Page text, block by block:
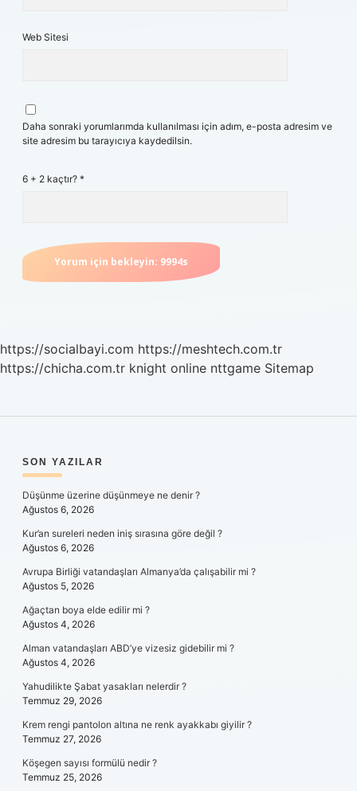
Web Sitesi
Daha sonraki yorumlarımda kullanılması için adım, e-posta adresim ve
site adresim bu tarayıcıya kaydedilsin.
6 + 2 kaçtır? *
https://socialbayi.com https://meshtech.com.tr
https://chicha.com.tr knight online nttgame Sitemap
SIDEBAR
SON YAZILAR
Düşünme üzerine düşünmeye ne denir ?
Ağustos 6, 2026
Kur’an sureleri neden iniş sırasına göre değil ?
Ağustos 6, 2026
Avrupa Birliği vatandaşları Almanya’da çalışabilir mi ?
Ağustos 5, 2026
Ağaçtan boya elde edilir mi ?
Ağustos 4, 2026
Alman vatandaşları ABD’ye vizesiz gidebilir mi ?
Ağustos 4, 2026
Yahudilikte Şabat yasakları nelerdir ?
Temmuz 29, 2026
Krem rengi pantolon altına ne renk ayakkabı giyilir ?
Temmuz 27, 2026
Köşegen sayısı formülü nedir ?
Temmuz 25, 2026